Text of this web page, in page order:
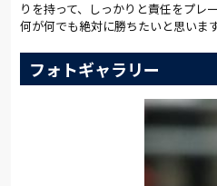
りを持って、しっかりと責任をプレ
何が何でも絶対に勝ちたいと思います
フォトギャラリー